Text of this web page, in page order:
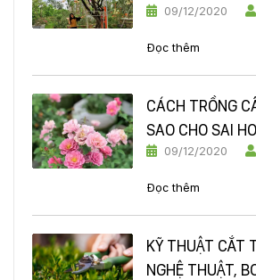
DỊP TẾT ĐÓN
09/12/2020
Đọc thêm
CÁCH TRỒNG
SAO CHO SAI
09/12/2020
Đọc thêm
KỸ THUẬT CẮT
NGHỆ THUẬT,